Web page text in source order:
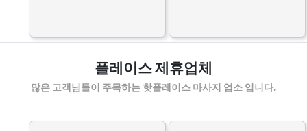
플레이스 제휴업체
많은 고객님들이 주목하는 핫플레이스 마사지 업소 입니다.